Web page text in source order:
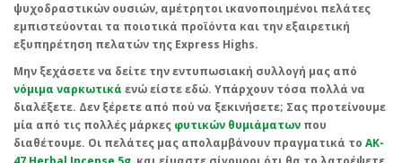
ψυχοδραστικών ουσιών, αμέτρητοι ικανοποιημένοι πελάτες
εμπιστεύονται τα ποιοτικά προϊόντα και την εξαιρετική
εξυπηρέτηση πελατών της Express Highs.
Μην ξεχάσετε να δείτε την εντυπωσιακή συλλογή μας από
νόμιμα ναρκωτικά ενώ είστε εδώ. Υπάρχουν τόσα πολλά να
διαλέξετε. Δεν ξέρετε από πού να ξεκινήσετε; Σας προτείνουμε
μία από τις πολλές μάρκες φυτικών θυμιάματων που
διαθέτουμε. Οι πελάτες μας απολαμβάνουν πραγματικά το AK-